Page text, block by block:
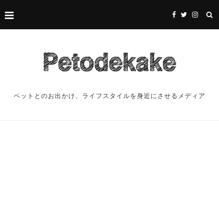
ペットとのお出かけ、ライフスタイルを身近にさせるメディア